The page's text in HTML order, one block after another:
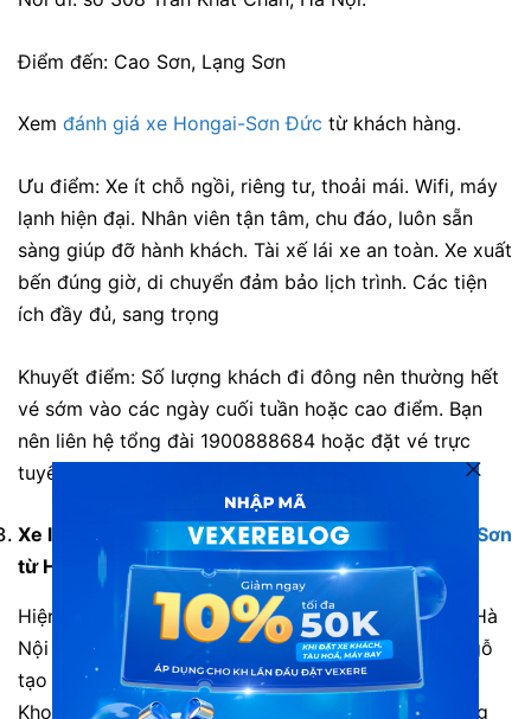
Điểm đến: Cao Sơn, Lạng Sơn
Xem đánh giá xe Hongai-Sơn Đức từ khách hàng.
Ưu điểm: Xe ít chỗ ngồi, riêng tư, thoải mái. Wifi, máy
lạnh hiện đại. Nhân viên tận tâm, chu đáo, luôn sẵn
sàng giúp đỡ hành khách. Tài xế lái xe an toàn. Xe xuất
bến đúng giờ, di chuyển đảm bảo lịch trình. Các tiện
ích đầy đủ, sang trọng
Khuyết điểm: Số lượng khách đi đông nên thường hết
vé sớm vào các ngày cuối tuần hoặc cao điểm. Bạn
nên liên hệ tổng đài 1900888684 hoặc đặt vé trực
tuyến trước để tránh hết vé.
Xe limousine đi Lạng Sơn:Xe Ninh Quỳnh đi Lạng Sơn
từ Hà Nội
Hiện xe Ninh Quỳnh đang chủ yếu chạy trên tuyến Hà
Nội – Lạng Sơn và ngược lại. Toàn bộ xe được ốp gỗ
tạo cảm giác ấm áp và sang trọng cho hành khác.
Khoang xe 9 ghế da được thiết kế với chỗ ngồi rộng